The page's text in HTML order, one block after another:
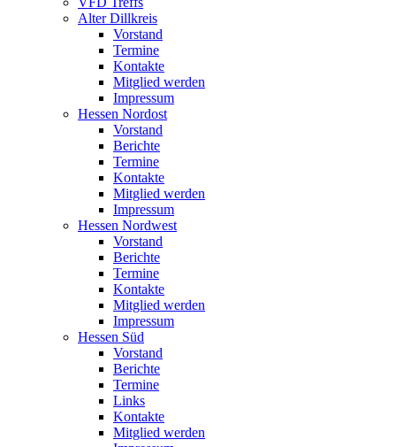
Alter Dillkreis
Vorstand
Termine
Kontakte
Mitglied werden
Impressum
Hessen Nordost
Vorstand
Berichte
Termine
Kontakte
Mitglied werden
Impressum
Hessen Nordwest
Vorstand
Berichte
Termine
Kontakte
Mitglied werden
Impressum
Hessen Süd
Vorstand
Berichte
Termine
Links
Kontakte
Mitglied werden